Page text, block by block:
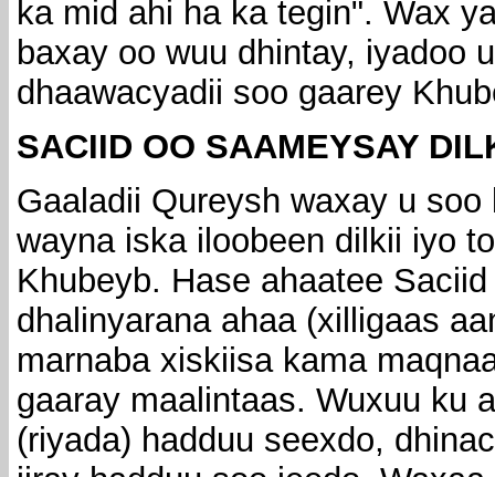
ka mid ahi ha ka tegin". Wax
baxay oo wuu dhintay, iyadoo
dhaawacyadii soo gaarey
SACIID OO SAAMEYSAY
Gaaladii Qureysh waxay u
wayna iska iloobeen dilkii iyo
Khubeyb. Hase ahaatee
dhalinyarana ahaa (xilligaas
marnaba xiskiisa kama
gaaray maalintaas. Wuxuu ku
(riyada) hadduu seexdo,